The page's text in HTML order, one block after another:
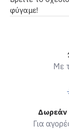
Με
Δωρεάν
Για
φύγαμε!